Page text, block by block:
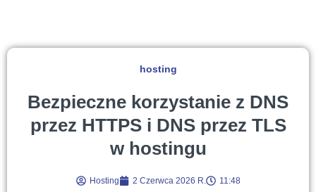
hosting
Bezpieczne korzystanie z DNS
przez HTTPS i DNS przez TLS
w hostingu
Hosting 2 Czerwca 2026 R. 11:48